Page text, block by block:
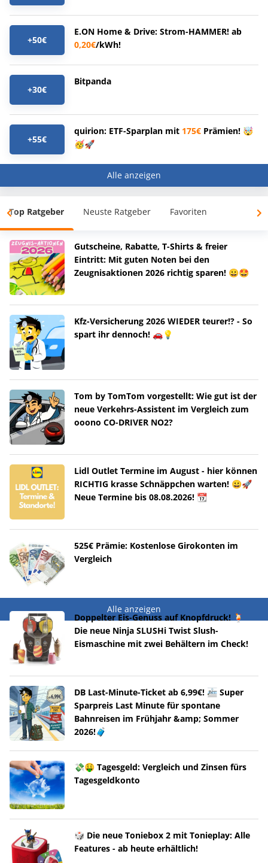
+50€
E.ON Home & Drive: Strom-HAMMER! ab
0,20€/kWh!
+30€
Bitpanda
+55€
quirion: ETF-Sparplan mit 175€ Prämien! 🤯
🥳🚀
Alle anzeigen
Top Ratgeber Neuste Ratgeber Favoriten
Gutscheine, Rabatte, T-Shirts & freier
Eintritt: Mit guten Noten bei den
Zeugnisaktionen 2026 richtig sparen! 😀🤩
Kfz-Versicherung 2026 WIEDER teurer!? - So
spart ihr dennoch! 🚗💡
Tom by TomTom vorgestellt: Wie gut ist der
neue Verkehrs-Assistent im Vergleich zum
ooono CO-DRIVER NO2?
Lidl Outlet Termine im August - hier können
RICHTIG krasse Schnäppchen warten! 😀🚀
Neue Termine bis 08.08.2026! 📆
525€ Prämie: Kostenlose Girokonten im
Vergleich
Alle anzeigen
Doppelter Eis-Genuss auf Knopfdruck! 🍹
Die neue Ninja SLUSHi Twist Slush-
Eismaschine mit zwei Behältern im Check!
DB Last-Minute-Ticket ab 6,99€! 🚈 Super
Sparpreis Last Minute für spontane
Bahnreisen im Frühjahr &amp; Sommer
2026!🧳
💸🤑 Tagesgeld: Vergleich und Zinsen fürs
Tagesgeldkonto
🎲 Die neue Toniebox 2 mit Tonieplay: Alle
Features - ab heute erhältlich!